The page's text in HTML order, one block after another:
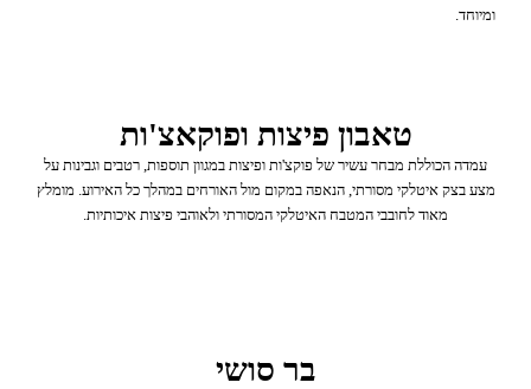
ומיוחד.
טאבון פיצות ופוקאצ'ות
עמדה הכוללת מבחר עשיר של פוקצ'ות ופיצות במגוון תוספות, רטבים וגבינות על
מצע בצק איטלקי מסורתי, הנאפה במקום מול האורחים במהלך כל האירוע. מומלץ
מאוד לחובבי המטבח האיטלקי המסורתי ולאוהבי פיצות איכותיות.
בר סושי